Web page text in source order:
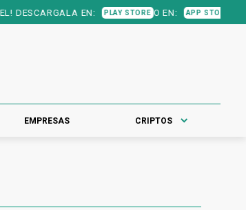
PLAY STORE O EN: APP STORE
EMPRESAS CRIPTOS